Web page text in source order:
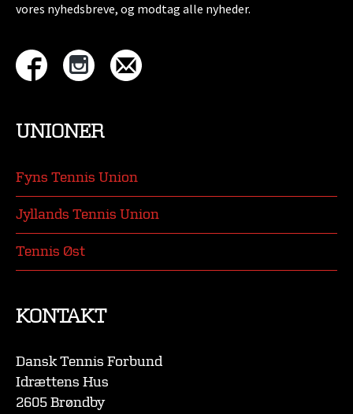
vores nyhedsbreve, og modtag alle nyheder.
UNIONER
Fyns Tennis Union
Jyllands Tennis Union
Tennis Øst
KONTAKT
Dansk Tennis Forbund
Idrættens Hus
2605 Brøndby